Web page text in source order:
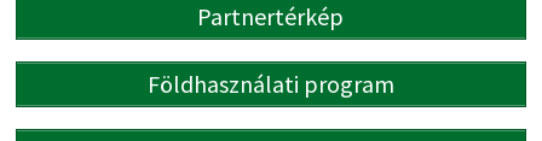
Partnertérkép
Földhasználati program